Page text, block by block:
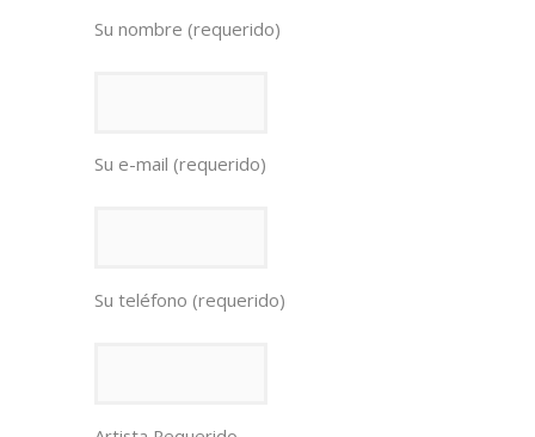
Su nombre (requerido)
Su e-mail (requerido)
Su teléfono (requerido)